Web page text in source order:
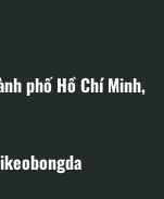
phố Hồ Chí Minh,